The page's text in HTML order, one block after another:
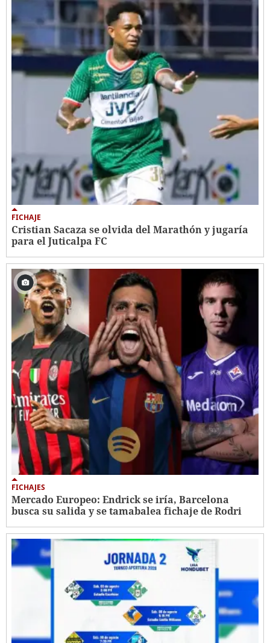
FICHAJE
Cristian Sacaza se olvida del Marathón y jugaría
para el Juticalpa FC
FICHAJES
Mercado Europeo: Endrick se iría, Barcelona
busca su salida y se tamabalea fichaje de Rodri